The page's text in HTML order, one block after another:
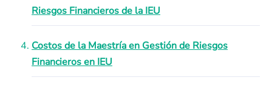
Riesgos Financieros de la IEU
Costos de la Maestría en Gestión de Riesgos
Financieros en IEU